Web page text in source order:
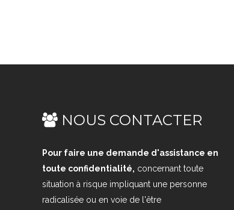
NOUS CONTACTER
Pour faire une demande d'assistance en
toute confidentialité, concernant toute
situation à risque impliquant une personne
radicalisée ou en voie de l'être